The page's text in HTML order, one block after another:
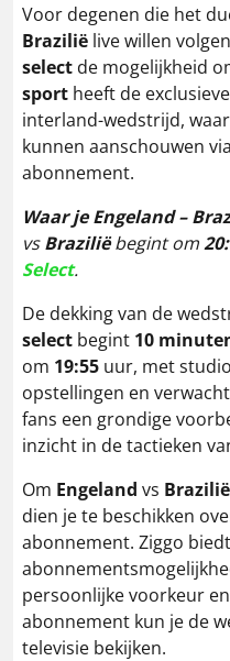
Voor degenen die het
Brazilië live willen
select de mogelijkheid
sport heeft de
interland-wedstrijd,
kunnen aanschouwen
abonnement.
Waar je Engeland –
vsBraziliëbegint om
Select.
De dekking van de
select begint 10
om 19:55 uur, met
opstellingen en
fans een grondige
inzicht in de tactieken
Om Engeland vs Brazilië
dien je te beschikken
abonnement. Ziggo
persoonlijke voorkeur
abonnement kun je de
televisie bekijken.